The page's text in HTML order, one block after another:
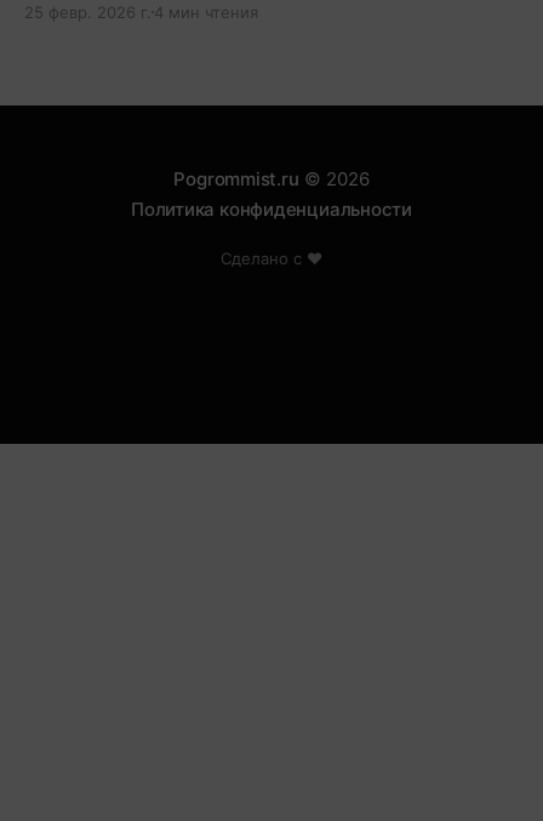
серверов.
25 февр. 2026 г. 4 мин чтения
Pogrommist.ru © 2026
Политика конфиденциальности
Сделано с ❤️